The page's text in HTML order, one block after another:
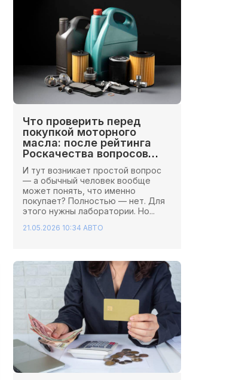
Что проверить перед
покупкой моторного
масла: после рейтинга
Роскачества вопросов
стало больше
И тут возникает простой вопрос
— а обычный человек вообще
может понять, что именно
покупает? Полностью — нет. Для
этого нужны лаборатории. Но...
21.05.2026 10:34 АВТО